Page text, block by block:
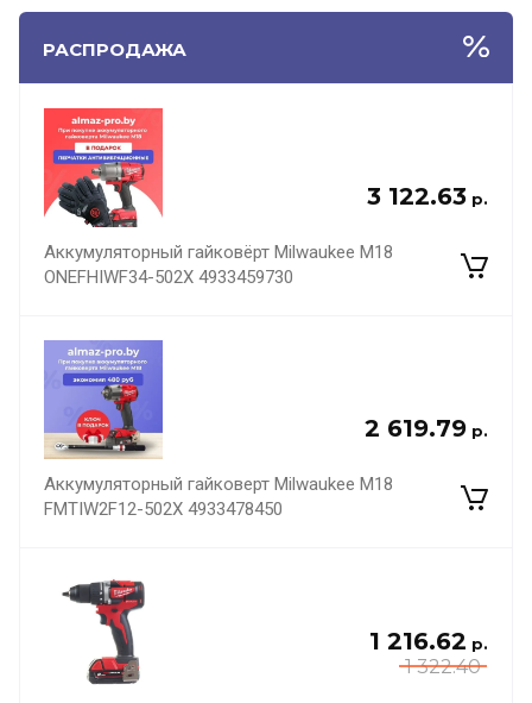
РАСПРОДАЖА
3 122.63 р.
Аккумуляторный гайковёрт Milwaukee M18
ONEFHIWF34-502X 4933459730
2 619.79 р.
Аккумуляторный гайковерт Milwaukee M18
FMTIW2F12-502X 4933478450
1 322.40
1 216.62 р.